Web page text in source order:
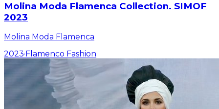
Molina Moda Flamenca Collection. SIMOF
2023
Molina Moda Flamenca
2023· Flamenco Fashion